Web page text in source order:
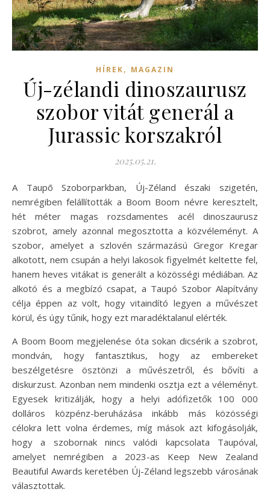
HÍREK, MAGAZIN
Új-zélandi dinoszaurusz
szobor vitát generál a
Jurassic korszakról
2025.05.21.
A Taupō Szoborparkban, Új-Zéland északi szigetén,
nemrégiben felállították a Boom Boom névre keresztelt,
hét méter magas rozsdamentes acél dinoszaurusz
szobrot, amely azonnal megosztotta a közvéleményt. A
szobor, amelyet a szlovén származású Gregor Kregar
alkotott, nem csupán a helyi lakosok figyelmét keltette fel,
hanem heves vitákat is generált a közösségi médiában. Az
alkotó és a megbízó csapat, a Taupó Szobor Alapítvány
célja éppen az volt, hogy vitaindító legyen a művészet
körül, és úgy tűnik, hogy ezt maradéktalanul elérték.
A Boom Boom megjelenése óta sokan dicsérik a szobrot,
mondván, hogy fantasztikus, hogy az embereket
beszélgetésre ösztönzi a művészetről, és bővíti a
diskurzust. Azonban nem mindenki osztja ezt a véleményt.
Egyesek kritizálják, hogy a helyi adófizetők 100 000
dolláros közpénz-beruházása inkább más közösségi
célokra lett volna érdemes, míg mások azt kifogásolják,
hogy a szobornak nincs valódi kapcsolata Taupóval,
amelyet nemrégiben a 2023-as Keep New Zealand
Beautiful Awards keretében Új-Zéland legszebb városának
választottak.